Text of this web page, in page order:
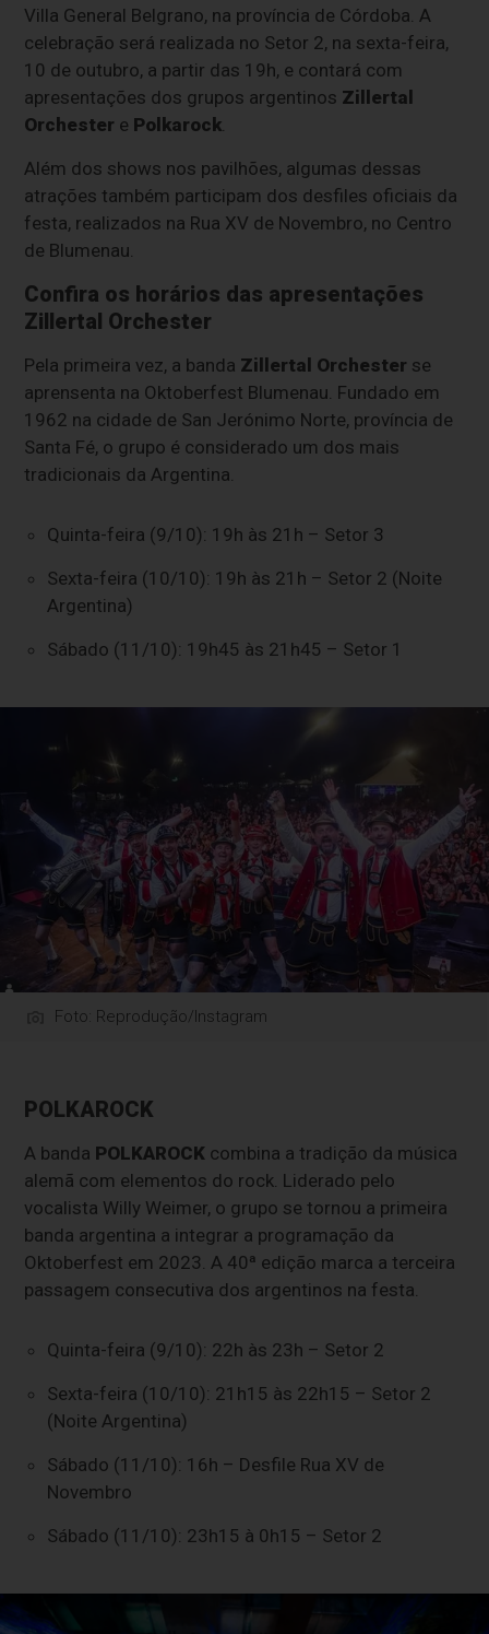
Villa General Belgrano, na província de Córdoba. A
celebração será realizada no Setor 2, na sexta-feira,
10 de outubro, a partir das 19h, e contará com
apresentações dos grupos argentinos Zillertal
Orchester e Polkarock
Além dos shows nos pavilhões, algumas dessas
atrações também participam dos desfiles oficiais da
festa, realizados na Rua XV de Novembro, no Centro
de Blumenau.
Confira os horários das apresentações
Zillertal Orchester
Pela primeira vez, a banda Zillertal Orchester se
aprensenta na Oktoberfest Blumenau. Fundado em
1962 na cidade de San Jerónimo Norte, província de
Santa Fé, o grupo é considerado um dos mais
tradicionais da Argentina.
Quinta-feira (9/10): 19h às 21h – Setor 3
Sexta-feira (10/10): 19h às 21h – Setor 2 (Noite
Argentina)
Sábado (11/10): 19h45 às 21h45 – Setor 1
Foto: Reprodução/Instagram
POLKAROCK
A banda POLKAROCK combina a tradição da música
alemã com elementos do rock. Liderado pelo
vocalista Willy Weimer, o grupo se tornou a primeira
banda argentina a integrar a programação da
Oktoberfest em 2023. A 40ª edição marca a terceira
passagem consecutiva dos argentinos na festa.
Quinta-feira (9/10): 22h às 23h – Setor 2
Sexta-feira (10/10): 21h15 às 22h15 – Setor 2
(Noite Argentina)
Sábado (11/10): 16h – Desfile Rua XV de
Novembro
Sábado (11/10): 23h15 à 0h15 – Setor 2